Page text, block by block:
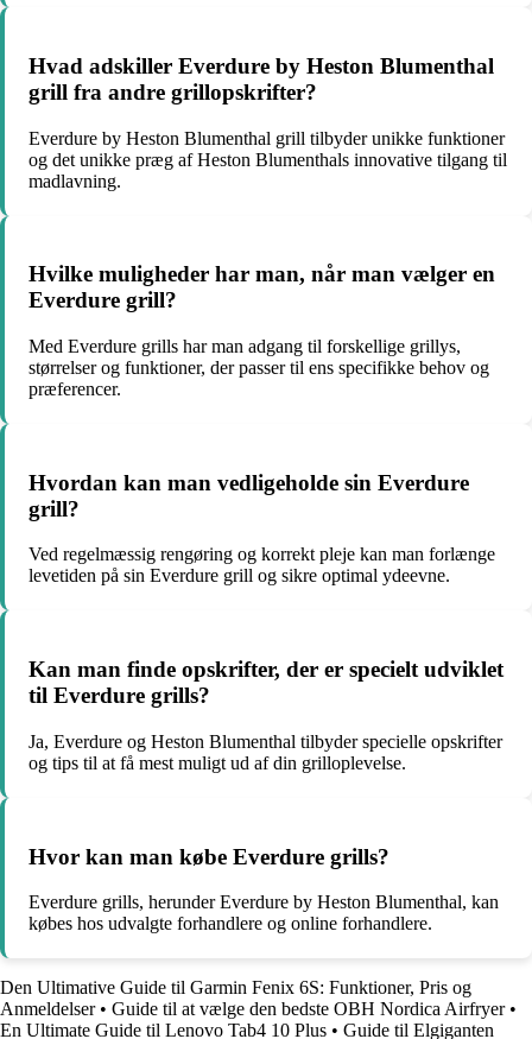
Hvad adskiller Everdure by Heston Blumenthal
grill fra andre grillopskrifter?
Everdure by Heston Blumenthal grill tilbyder unikke funktioner
og det unikke præg af Heston Blumenthals innovative tilgang til
madlavning.
Hvilke muligheder har man, når man vælger en
Everdure grill?
Med Everdure grills har man adgang til forskellige grillys,
størrelser og funktioner, der passer til ens specifikke behov og
præferencer.
Hvordan kan man vedligeholde sin Everdure
grill?
Ved regelmæssig rengøring og korrekt pleje kan man forlænge
levetiden på sin Everdure grill og sikre optimal ydeevne.
Kan man finde opskrifter, der er specielt udviklet
til Everdure grills?
Ja, Everdure og Heston Blumenthal tilbyder specielle opskrifter
og tips til at få mest muligt ud af din grilloplevelse.
Hvor kan man købe Everdure grills?
Everdure grills, herunder Everdure by Heston Blumenthal, kan
købes hos udvalgte forhandlere og online forhandlere.
Den Ultimative Guide til Garmin Fenix ​​6S: Funktioner, Pris og
Anmeldelser• Guide til at vælge den bedste OBH Nordica Airfryer•
En Ultimate Guide til Lenovo Tab4 10 Plus • Guide til Elgiganten